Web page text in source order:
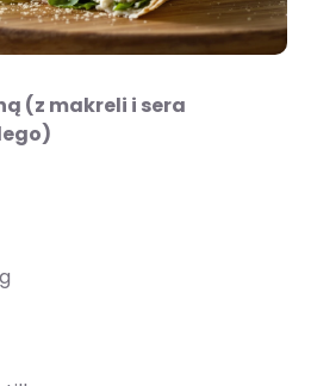
(z makreli i sera